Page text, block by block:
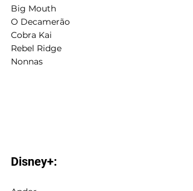
Big Mouth
O Decamerão
Cobra Kai
Rebel Ridge
Nonnas
Disney+: